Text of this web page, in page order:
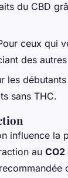
du CBD
ceux qui
des
les
sans THC.
influence la
au